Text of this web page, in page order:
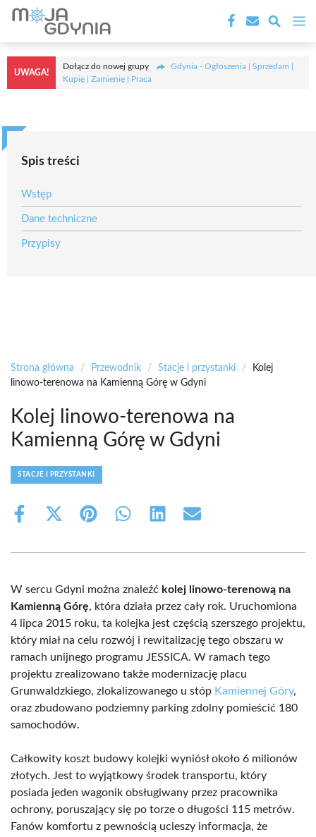
Przejdź
treści
UWAGA!
Dołącz do nowej grupy
Gdynia - Ogłoszenia | Sprzedam |
Kupię | Zamienię | Praca
Spis treści
Wstęp
Dane techniczne
Przypisy
Strona główna / Przewodnik / Stacje i przystanki /
Kolej
linowo-terenowa na Kamienną Górę w Gdyni
Kolej linowo-terenowa na
Kamienną Górę w Gdyni
STACJE I PRZYSTANKI
Share
Share
(Twitter)
Share Share Share Share
W sercu Gdyni można znaleźć kolej linowo-terenową na
Kamienną Górę, która działa przez cały rok. Uruchomiona
4 lipca 2015 roku, ta kolejka jest częścią szerszego projektu,
który miał na celu rozwój i rewitalizację tego obszaru w
ramach unijnego programu JESSICA. W ramach tego
projektu zrealizowano także modernizację placu
Grunwaldzkiego, zlokalizowanego u stóp Kamiennej Góry,
oraz zbudowano podziemny parking zdolny pomieścić 180
samochodów.
Całkowity koszt budowy kolejki wyniósł około 6 milionów
złotych. Jest to wyjątkowy środek transportu, który
posiada jeden wagonik obsługiwany przez pracownika
ochrony, poruszający się po torze o długości 115 metrów.
Fanów komfortu z pewnością ucieszy informacja, że